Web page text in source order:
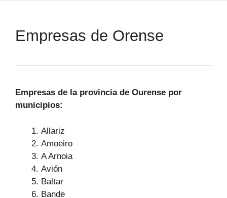
Empresas de Orense
Empresas de la provincia de Ourense por
municipios:
Allariz
Amoeiro
A Arnoia
Avión
Baltar
Bande